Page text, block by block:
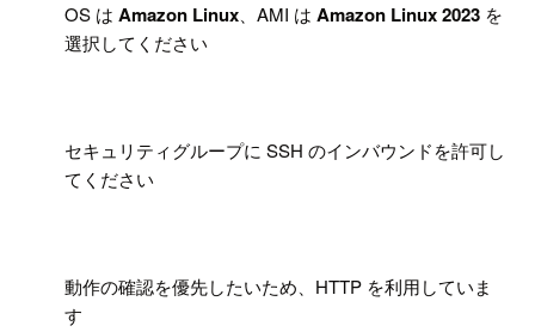
OS は Amazon Linux 、AMI は Amazon Linux 2023 を
選択してください
セキュリティグループに SSH のインバウンドを許可し
てください
動作の確認を優先したいため、HTTP を利用していま
す